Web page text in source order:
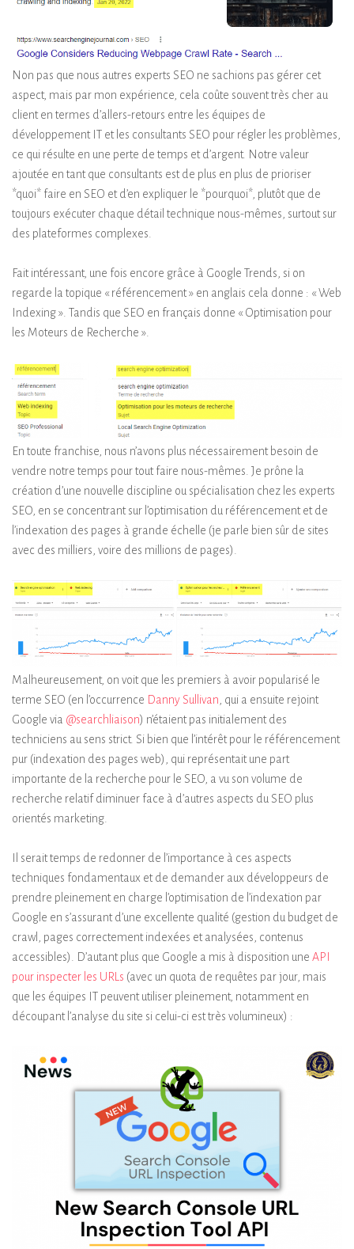
Non pas que nous autres experts SEO ne sachions pas gérer cet
aspect, mais par mon expérience, cela coûte souvent très cher au
client en termes d’allers-retours entre les équipes de
développement IT et les consultants SEO pour régler les problèmes,
ce qui résulte en une perte de temps et d’argent. Notre valeur
ajoutée en tant que consultants est de plus en plus de prioriser
*quoi* faire en SEO et d’en expliquer le *pourquoi*, plutôt que de
toujours exécuter chaque détail technique nous-mêmes, surtout sur
des plateformes complexes.
Fait intéressant, une fois encore grâce à Google Trends, si on
regarde la topique « référencement » en anglais cela donne : « Web
Indexing ». Tandis que SEO en français donne « Optimisation pour
les Moteurs de Recherche ».
En toute franchise, nous n’avons plus nécessairement besoin de
vendre notre temps pour tout faire nous-mêmes. Je prône la
création d’une nouvelle discipline ou spécialisation chez les experts
SEO, en se concentrant sur l’optimisation du référencement et de
l’indexation des pages à grande échelle (je parle bien sûr de sites
avec des milliers, voire des millions de pages).
Malheureusement, on voit que les premiers à avoir popularisé le
terme SEO (en l’occurrence Danny Sullivan , qui a ensuite rejoint
Google via @searchliaison) n’étaient pas initialement des
techniciens au sens strict. Si bien que l’intérêt pour le référencement
pur (indexation des pages web), qui représentait une part
importante de la recherche pour le SEO, a vu son volume de
recherche relatif diminuer face à d’autres aspects du SEO plus
orientés marketing.
Il serait temps de redonner de l’importance à ces aspects
techniques fondamentaux et de demander aux développeurs de
prendre pleinement en charge l’optimisation de l’indexation par
Google en s’assurant d’une excellente qualité (gestion du budget de
crawl, pages correctement indexées et analysées, contenus
accessibles). D’autant plus que Google a mis à disposition une API
pour inspecter les URLs (avec un quota de requêtes par jour, mais
que les équipes IT peuvent utiliser pleinement, notamment en
découpant l’analyse du site si celui-ci est très volumineux) :